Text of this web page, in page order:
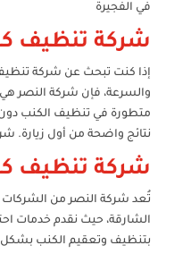
في الفجيرة
شركة تنظيف
إذا كنت تبحث عن شركة
والسرعة، فإن شركة النصر هي
متطورة في تنظيف الكنب
نتائج واضحة من أول زيارة.
شركة تنظيف
تُعد شركة النصر من الشركات
الشارقة، حيث نقدم خدمات
بتنظيف وتعقيم الكنب